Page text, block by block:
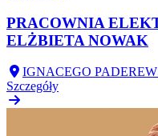
PRACOWNIA
ELŻBIETA NOWAK
IGNACEGO
Szczegóły